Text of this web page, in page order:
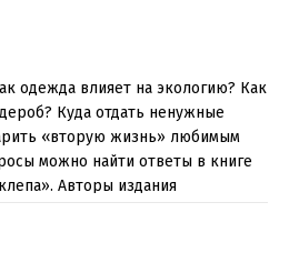
одежда влияет на экологию? Как
Куда отдать ненужные
«вторую жизнь» любимым
можно найти ответы в книге
Авторы издания
«медленной моды» для тех, кого